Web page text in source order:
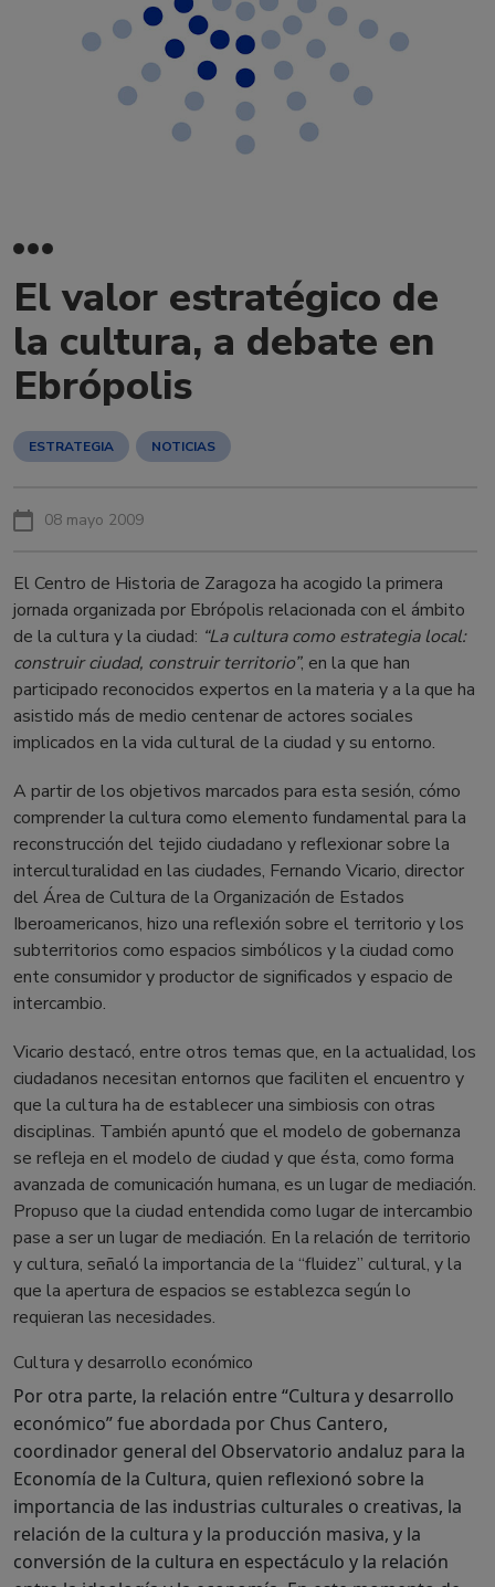
El valor estratégico de
la cultura, a debate en
Ebrópolis
ESTRATEGIA NOTICIAS
08 mayo 2009
El Centro de Historia de Zaragoza ha acogido la primera
jornada organizada por Ebrópolis relacionada con el ámbito
de la cultura y la ciudad: “La cultura como estrategia local:
construir ciudad, construir territorio”, en la que han
participado reconocidos expertos en la materia y a la que ha
asistido más de medio centenar de actores sociales
implicados en la vida cultural de la ciudad y su entorno.
A partir de los objetivos marcados para esta sesión, cómo
comprender la cultura como elemento fundamental para la
reconstrucción del tejido ciudadano y reflexionar sobre la
interculturalidad en las ciudades, Fernando Vicario, director
del Área de Cultura de la Organización de Estados
Iberoamericanos, hizo una reflexión sobre el territorio y los
subterritorios como espacios simbólicos y la ciudad como
ente consumidor y productor de significados y espacio de
intercambio.
Vicario destacó, entre otros temas que, en la actualidad, los
ciudadanos necesitan entornos que faciliten el encuentro y
que la cultura ha de establecer una simbiosis con otras
disciplinas. También apuntó que el modelo de gobernanza
se refleja en el modelo de ciudad y que ésta, como forma
avanzada de comunicación humana, es un lugar de mediación.
Propuso que la ciudad entendida como lugar de intercambio
pase a ser un lugar de mediación. En la relación de territorio
y cultura, señaló la importancia de la “fluidez” cultural, y la
que la apertura de espacios se establezca según lo
requieran las necesidades.
Cultura y desarrollo económico
Por otra parte, la relación entre “Cultura y desarrollo
económico” fue abordada por Chus Cantero,
coordinador general del Observatorio andaluz para la
Economía de la Cultura, quien reflexionó sobre la
importancia de las industrias culturales o creativas, la
relación de la cultura y la producción masiva, y la
conversión de la cultura en espectáculo y la relación